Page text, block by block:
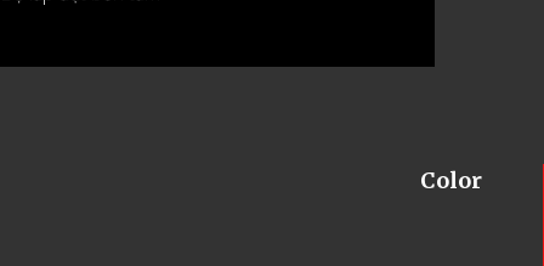
Color